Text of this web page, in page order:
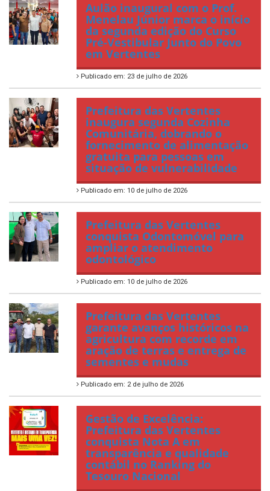
Aulão inaugural com o Prof.
Menelau Júnior marca o início
da segunda edição do Curso
Pré-Vestibular Junto do Povo
em Vertentes
Publicado em: 23 de julho de 2026
Prefeitura das Vertentes
inaugura segunda Cozinha
Comunitária, dobrando o
fornecimento de alimentação
gratuita para pessoas em
situação de vulnerabilidade
Publicado em: 10 de julho de 2026
Prefeitura das Vertentes
conquista Odontomóvel para
ampliar o atendimento
odontológico
Publicado em: 10 de julho de 2026
Prefeitura das Vertentes
garante avanços históricos na
agricultura com recorde em
aração de terras e entrega de
sementes e mudas
Publicado em: 2 de julho de 2026
Gestão de Excelência:
Prefeitura das Vertentes
conquista Nota A em
transparência e qualidade
contábil no Ranking do
Tesouro Nacional